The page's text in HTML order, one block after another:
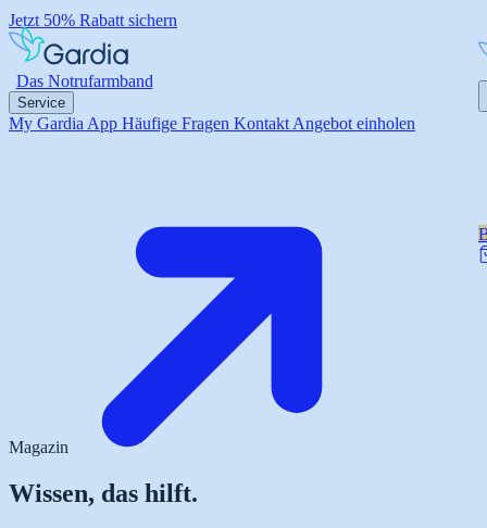
Das Notrufarmband
Service
My Gardia App Häufige Fragen Kontakt Angebot einholen
Jetzt 50% Rabatt sichern
Magazin
Wissen, das hilft.